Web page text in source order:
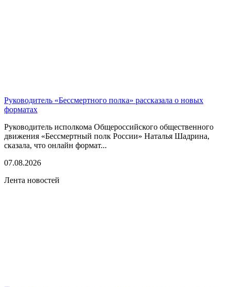
Руководитель «Бессмертного полка» рассказала о новых
форматах
Руководитель исполкома Общероссийского общественного
движения «Бессмертный полк России» Наталья Шадрина,
сказала, что онлайн формат...
07.08.2026
Лента новостей